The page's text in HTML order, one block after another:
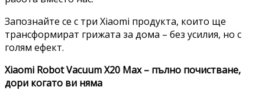
Запознайте се с три Xiaomi продукта, които ще
трансформират грижата за дома – без усилия, но с
голям ефект.
Xiaomi Robot Vacuum X20 Max – пълно почистване,
дори когато ви няма